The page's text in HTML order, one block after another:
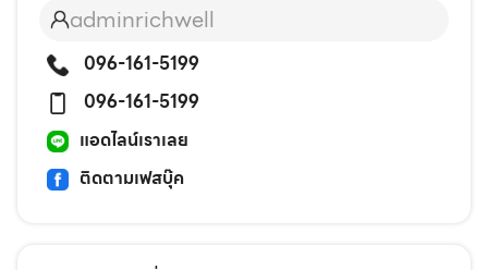
adminrichwell
096-161-5199
096-161-5199
แอดไลน์เราเลย
ติดตามเฟสบุ๊ค